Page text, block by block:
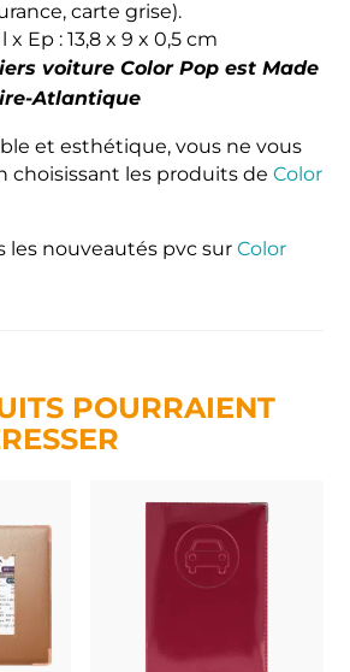
carte grise).
Ep : 13,8 x 9 x 0,5 cm
voiture Color Pop est Made
Atlantique
et esthétique, vous ne vous
choisissant les produits deColor
les nouveautés pvc surColor
POURRAIENT